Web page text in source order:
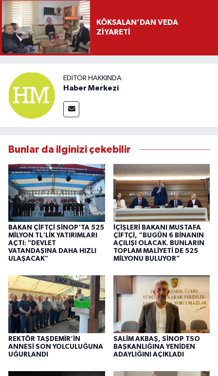
KÖKSALAN’DAN VEDA
ZİYARETİ
EDITÖR HAKKINDA
Haber Merkezi
Bunlar da ilginizi çekebilir
BAKAN ÇİFTÇİ SİNOP'TA 525
MİLYON TL'LİK YATIRIMLARI
AÇTI: "DEVLET
VATANDAŞINA DAHA HIZLI
ULAŞACAK"
İÇİŞLERİ BAKANI MUSTAFA
ÇİFTÇİ, “BUGÜN 6 BİNANIN
AÇILIŞI OLACAK. BUNLARIN
TOPLAM MALİYETİ DE 525
MİLYONU BULUYOR”
REKTÖR TAŞDEMİR’İN
ANNESİ SON YOLCULUĞUNA
UĞURLANDI
SALİM AKBAŞ, SİNOP TSO
BAŞKANLIĞINA YENİDEN
ADAYLIĞINI AÇIKLADI